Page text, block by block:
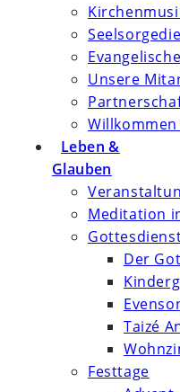
Unsere
Leben &
Glauben
Meditation
Der
Taizé
Festtage